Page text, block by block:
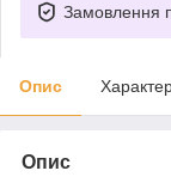
Замовлення
Опис
Опис